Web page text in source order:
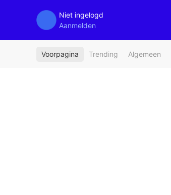
Niet ingelogd
Aanmelden
Voorpagina Trending Algemeen